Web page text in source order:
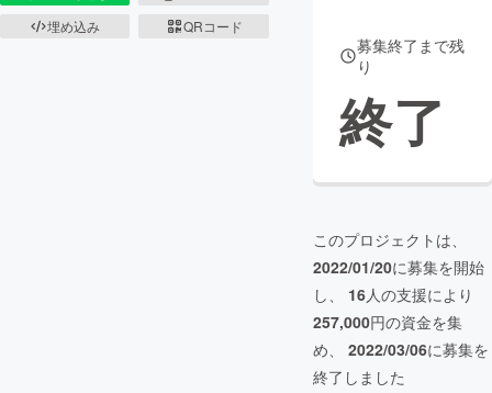
埋め込み
QRコード
募集終了まで残
り
終了
このプロジェクトは、
2022/01/20に募集を開始
し、 16人の支援により
257,000円の資金を集
め、 2022/03/06に募集を
終了しました